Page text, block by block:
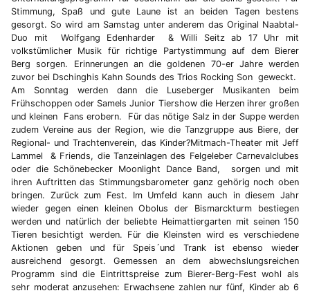
Stimmung, Spaß und gute Laune ist an beiden Tagen bestens
gesorgt. So wird am Samstag unter anderem das Original Naabtal-
Duo mit Wolfgang Edenharder & Willi Seitz ab 17 Uhr mit
volkstümlicher Musik für richtige Partystimmung auf dem Bierer
Berg sorgen. Erinnerungen an die goldenen 70-er Jahre werden
zuvor bei Dschinghis Kahn Sounds des Trios Rocking Son geweckt.
Am Sonntag werden dann die Luseberger Musikanten beim
Frühschoppen oder Samels Junior Tiershow die Herzen ihrer großen
und kleinen Fans erobern. Für das nötige Salz in der Suppe werden
zudem Vereine aus der Region, wie die Tanzgruppe aus Biere, der
Regional- und Trachtenverein, das Kinder?Mitmach-Theater mit Jeff
Lammel & Friends, die Tanzeinlagen des Felgeleber Carnevalclubes
oder die Schönebecker Moonlight Dance Band, sorgen und mit
ihren Auftritten das Stimmungsbarometer ganz gehörig noch oben
bringen. Zurück zum Fest. Im Umfeld kann auch in diesem Jahr
wieder gegen einen kleinen Obolus der Bismarckturm bestiegen
werden und natürlich der beliebte Heimattiergarten mit seinen 150
Tieren besichtigt werden. Für die Kleinsten wird es verschiedene
Aktionen geben und für Speis´und Trank ist ebenso wieder
ausreichend gesorgt. Gemessen an dem abwechslungsreichen
Programm sind die Eintrittspreise zum Bierer-Berg-Fest wohl als
sehr moderat anzusehen: Erwachsene zahlen nur fünf, Kinder ab 6